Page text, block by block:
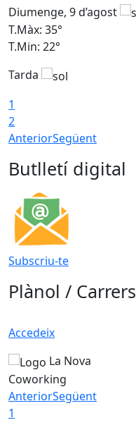
Diumenge, 9 d’agost
T.Màx: 35°
T.Min: 22°
Tarda
1
2
AnteriorSegüent
Butlletí digital
Subscriu-te
Plànol / Carrers
Accedeix
La Nova
Coworking
AnteriorSegüent
1